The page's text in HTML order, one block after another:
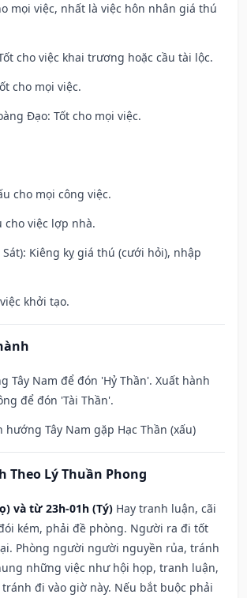
mọi việc, nhất là việc hôn nhân giá thú
cho việc khai trương hoặc cầu tài lộc.
cho mọi việc.
Đạo: Tốt cho mọi việc.
cho mọi công việc.
cho việc lợp nhà.
Sát): Kiêng kỵ giá thú (cưới hỏi), nhập
khởi tạo.
Tây Nam để đón 'Hỷ Thần'. Xuất hành
để đón 'Tài Thần'.
hướng Tây Nam gặp Hạc Thần (xấu)
Theo Lý Thuần Phong
và từ 23h-01h (Tý) Hay tranh luận, cãi
kém, phải đề phòng. Người ra đi tốt
Phòng người người nguyền rủa, tránh
những việc như hội họp, tranh luận,
đi vào giờ này. Nếu bắt buộc phải